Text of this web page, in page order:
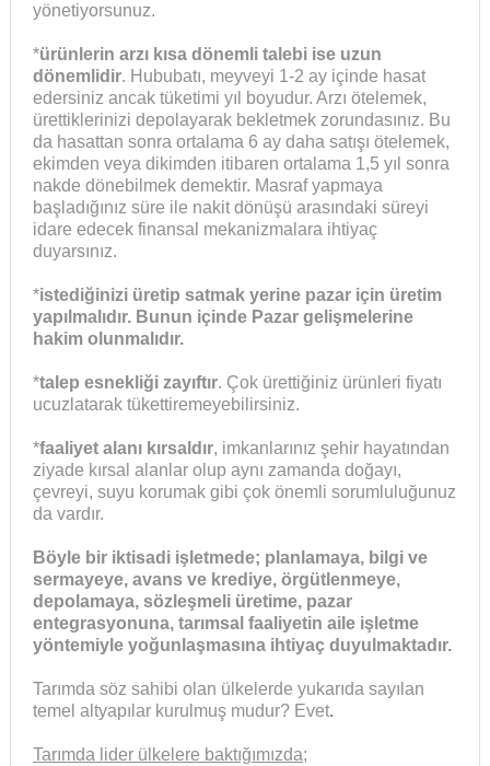
yönetiyorsunuz.
*ürünlerin arzı kısa dönemli talebi ise uzun
dönemlidir. Hububatı, meyveyi 1-2 ay içinde hasat
edersiniz ancak tüketimi yıl boyudur. Arzı ötelemek,
ürettiklerinizi depolayarak bekletmek zorundasınız. Bu
da hasattan sonra ortalama 6 ay daha satışı ötelemek,
ekimden veya dikimden itibaren ortalama 1,5 yıl sonra
nakde dönebilmek demektir. Masraf yapmaya
başladığınız süre ile nakit dönüşü arasındaki süreyi
idare edecek finansal mekanizmalara ihtiyaç
duyarsınız.
*istediğinizi üretip satmak yerine pazar için üretim
yapılmalıdır. Bunun içinde Pazar gelişmelerine
hakim olunmalıdır.
*talep esnekliği zayıftır. Çok ürettiğiniz ürünleri fiyatı
ucuzlatarak tükettiremeyebilirsiniz.
*faaliyet alanı kırsaldır, imkanlarınız şehir hayatından
ziyade kırsal alanlar olup aynı zamanda doğayı,
çevreyi, suyu korumak gibi çok önemli sorumluluğunuz
da vardır.
Böyle bir iktisadi işletmede; planlamaya, bilgi ve
sermayeye, avans ve krediye, örgütlenmeye,
depolamaya, sözleşmeli üretime, pazar
entegrasyonuna, tarımsal faaliyetin aile işletme
yöntemiyle yoğunlaşmasına ihtiyaç duyulmaktadır.
Tarımda söz sahibi olan ülkelerde yukarıda sayılan
temel altyapılar kurulmuş mudur? Evet.
Tarımda lider ülkelere baktığımızda;